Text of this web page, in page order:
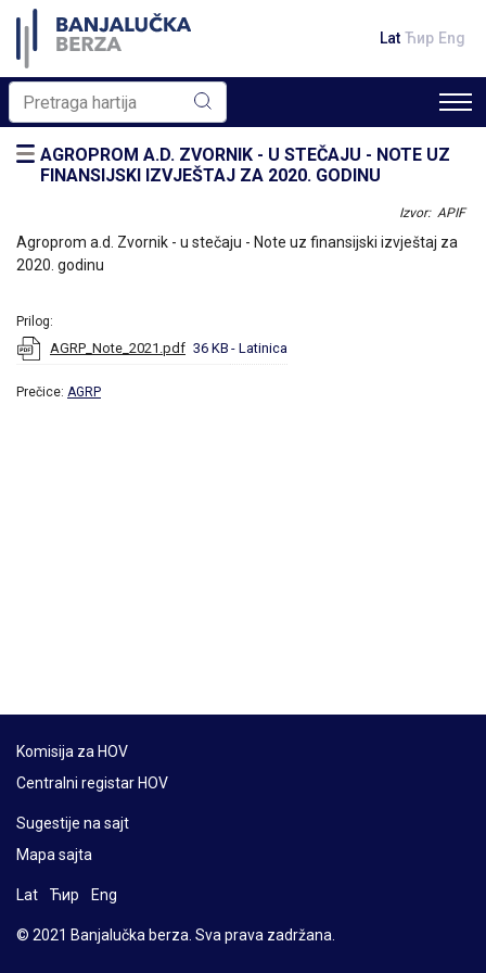
Lat Ћир Eng
AGROPROM A.D. ZVORNIK - U STEČAJU - NOTE UZ
FINANSIJSKI IZVJEŠTAJ ZA 2020. GODINU
Izvor: APIF
Agroprom a.d. Zvornik - u stečaju - Note uz finansijski izvještaj za
2020. godinu
Prilog:
AGRP_Note_2021.pdf 36 KB - Latinica
Prečice: AGRP
Komisija za HOV
Centralni registar HOV
Sugestije na sajt
Mapa sajta
Lat Ћир Eng
© 2021 Banjalučka berza. Sva prava zadržana.